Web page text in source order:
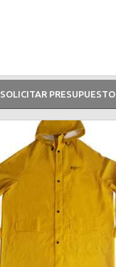
SOLICITAR PRESUPUESTO